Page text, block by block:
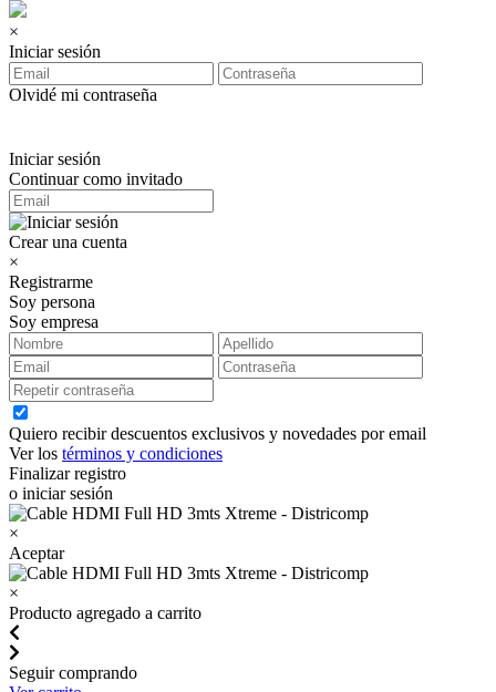
×
Iniciar sesión
Olvidé mi contraseña
Iniciar sesión
Continuar como invitado
Crear una cuenta
×
Registrarme
Soy persona
Soy empresa
Quiero recibir descuentos exclusivos y novedades por email
Ver los términos y condiciones
Finalizar registro
o iniciar sesión
×
Aceptar
×
Producto agregado a carrito
Seguir comprando